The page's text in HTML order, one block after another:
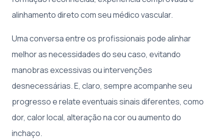
alinhamento direto com seu médico vascular.
Uma conversa entre os profissionais pode alinhar
melhor as necessidades do seu caso, evitando
manobras excessivas ou intervenções
desnecessárias. E, claro, sempre acompanhe seu
progresso e relate eventuais sinais diferentes, como
dor, calor local, alteração na cor ou aumento do
inchaço.